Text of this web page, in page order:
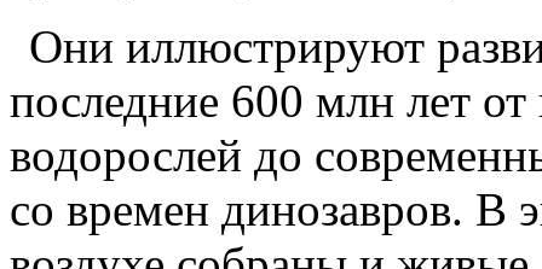
Они иллюстрируют
последние 600 млн лет
водорослей до
со времен динозавров. В